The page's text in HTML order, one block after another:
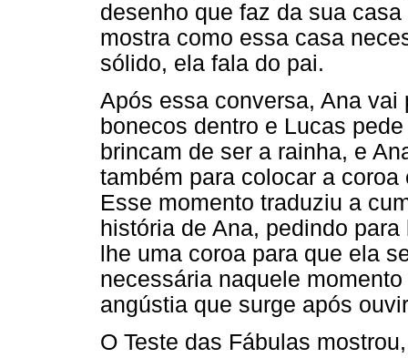
desenho que faz da sua
mostra como essa casa
sólido, ela fala do pai.
Após essa conversa, Ana
bonecos dentro e Lucas
brincam de ser a rainha, e
também para colocar a
Esse momento traduziu a
história de Ana, pedindo
lhe uma coroa para que ela
necessária naquele
angústia que surge após
O Teste das Fábulas